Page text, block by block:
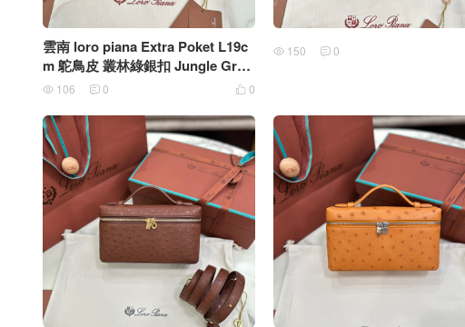
雲南 loro piana Extra Poket L19c
m 鴕鳥皮 叢林綠銀扣 Jungle Gree
n Silver Buckle
 0
 106  0
 150  0